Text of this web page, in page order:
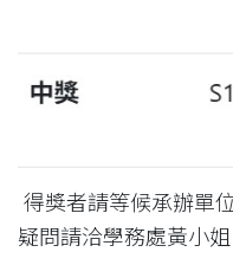
得獎者請等候承辦單
疑問請洽學務處黃小